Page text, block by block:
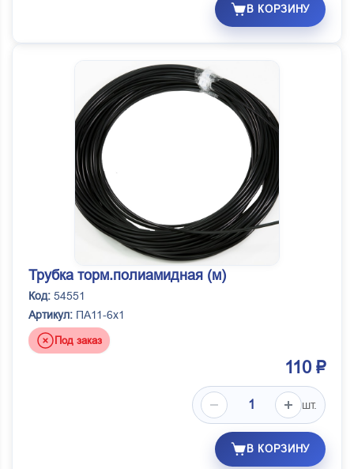
В КОРЗИНУ
Трубка торм.полиамидная (м)
Код: 54551
Артикул: ПА11-6х1
Под заказ
110 ₽
шт.
В КОРЗИНУ